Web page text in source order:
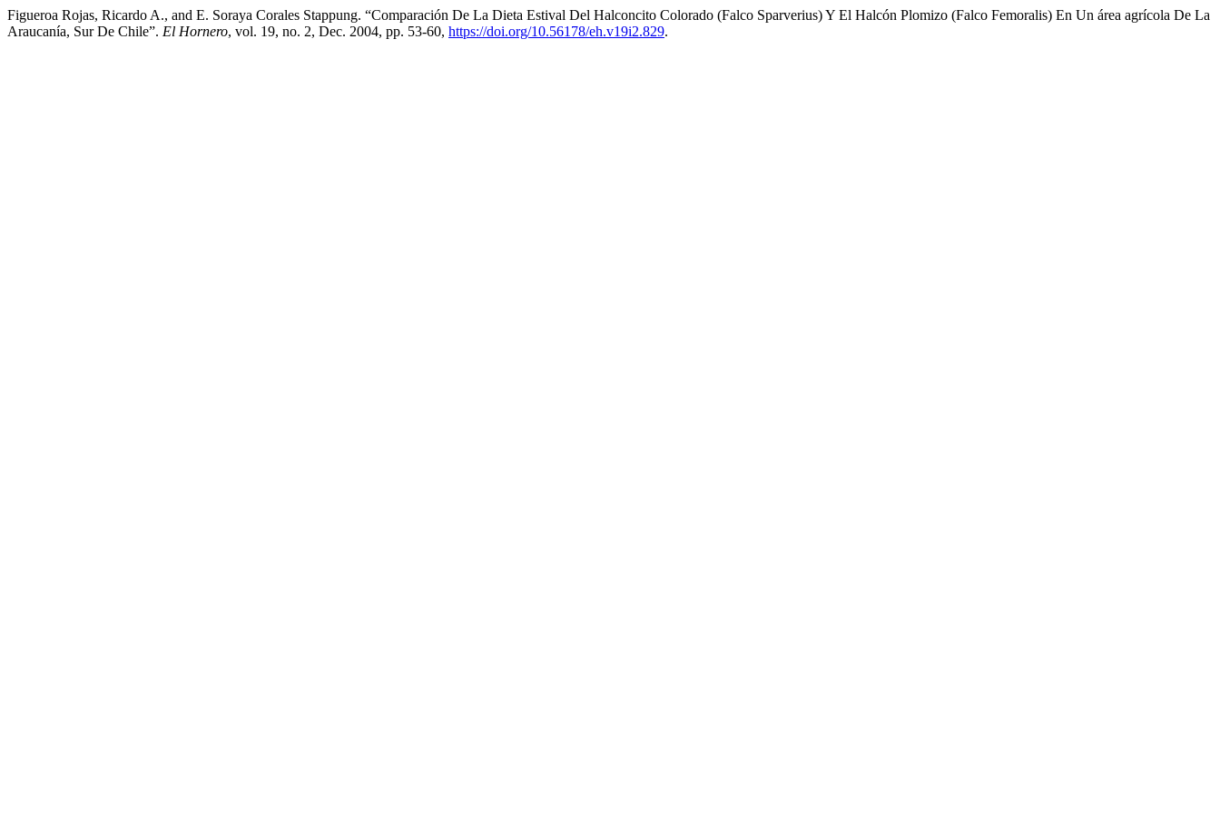
Figueroa Rojas, Ricardo A., and E. Soraya Corales Stappung. “Comparación De La Dieta Estival Del Halconcito Colorado (Falco Sparverius) Y El Halcón Plomizo (Falco Femoralis) En Un área agrícola De La
Araucanía, Sur De Chile”. El Hornero, vol. 19, no. 2, Dec. 2004, pp. 53-60, https://doi.org/10.56178/eh.v19i2.829.